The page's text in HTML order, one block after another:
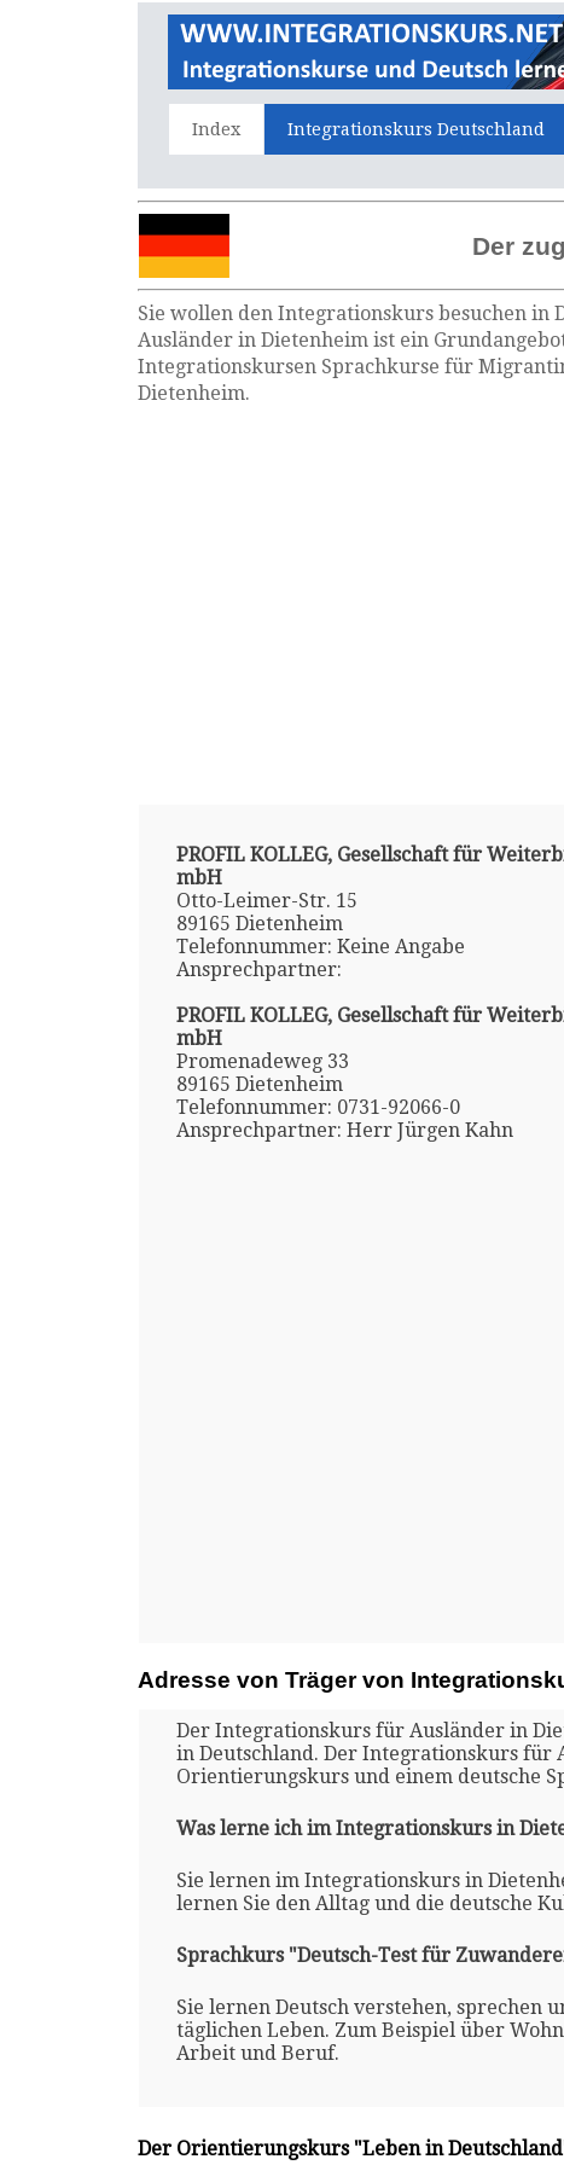
Index Integrationskurs Deutschland
Der
Sie wollen den Integrationskurs besuchen in
Ausländer in Dietenheim ist ein
Integrationskursen Sprachkurse für
Dietenheim.
PROFIL KOLLEG, Gesellschaft für
mbH
Otto-Leimer-Str. 15
89165 Dietenheim
Telefonnummer: Keine Angabe
Ansprechpartner:
PROFIL KOLLEG, Gesellschaft für
mbH
Promenadeweg 33
89165 Dietenheim
Telefonnummer: 0731-92066-0
Ansprechpartner: Herr Jürgen Kahn
Adresse von Träger von
Der Integrationskurs für Ausländer in
in Deutschland. Der Integrationskurs für
Orientierungskurs und einem deutsche
Was lerne ich im Integrationskurs in
Sie lernen im Integrationskurs in
lernen Sie den Alltag und die deutsche
Sprachkurs "Deutsch-Test für
Sie lernen Deutsch verstehen, sprechen
täglichen Leben. Zum Beispiel über
Arbeit und Beruf.
Der Orientierungskurs "Leben in